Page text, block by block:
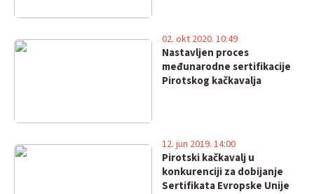
Nastavljen proces
međunarodne sertifikacije
Pirotskog kačkavalja
02. okt 2020. 10:49
Pirotski kačkavalj u
konkurenciji za dobijanje
Sertifikata Evropske Unije
12. jun 2019. 14:00